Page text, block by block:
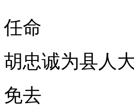
任命
胡忠诚为县人
免去